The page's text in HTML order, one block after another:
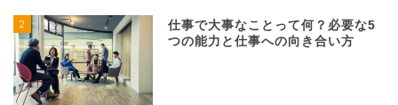
2
仕事で大事なことって何？必要な5
つの能力と仕事への向き合い方